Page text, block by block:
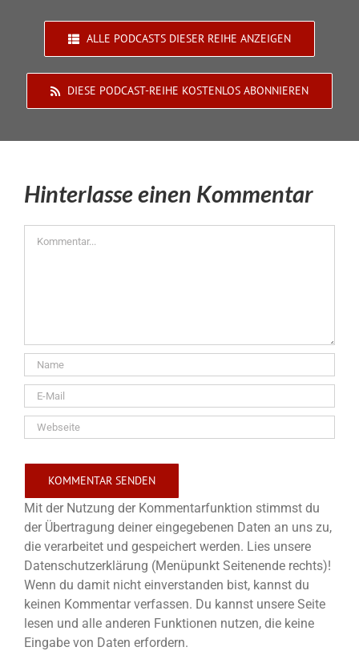
ALLE PODCASTS DIESER REIHE ANZEIGEN
DIESE PODCAST-REIHE KOSTENLOS ABONNIEREN
Hinterlasse einen Kommentar
Mit der Nutzung der Kommentarfunktion stimmst du
der Übertragung deiner eingegebenen Daten an uns zu,
die verarbeitet und gespeichert werden. Lies unsere
Datenschutzerklärung (Menüpunkt Seitenende rechts)!
Wenn du damit nicht einverstanden bist, kannst du
keinen Kommentar verfassen. Du kannst unsere Seite
lesen und alle anderen Funktionen nutzen, die keine
Eingabe von Daten erfordern.